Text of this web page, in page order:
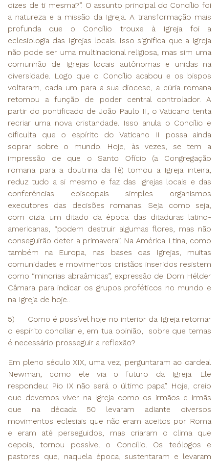
dizes de ti mesma?”. O assunto principal do Concílio foi
a natureza e a missão da Igreja. A transformação mais
profunda que o Concílio trouxe à Igreja foi a
eclesiologia das Igrejas locais. Isso significa que a Igreja
não pode ser uma multinacional religiosa, mas sim uma
comunhão de Igrejas locais autônomas e unidas na
diversidade. Logo que o Concílio acabou e os bispos
voltaram, cada um para a sua diocese, a cúria romana
retomou a função de poder central controlador. A
partir do pontificado de João Paulo II, o Vaticano tenta
recriar uma nova cristandade. Isso anula o Concílio e
dificulta que o espírito do Vaticano II possa ainda
soprar sobre o mundo. Hoje, às vezes, se tem a
impressão de que o Santo Ofício (a Congregação
romana para a doutrina da fé) tomou a Igreja inteira,
reduz tudo a si mesmo e faz das Igrejas locais e das
conferências episcopais simples organismos
executores das decisões romanas. Seja como seja,
com dizia um ditado da época das ditaduras latino-
americanas, “podem destruir algumas flores, mas não
conseguirão deter a primavera”. Na América Ltina, como
também na Europa, nas bases das Igrejas, muitas
comunidades e movimentos cristãos inseridos resistem
como “minorias abraâmicas”, expressão de Dom Hélder
Câmara para indicar os grupos proféticos no mundo e
na Igreja de hoje..
5) Como é possível hoje no interior da Igreja retomar
o espírito conciliar e, em tua opinião, sobre que temas
é necessário prosseguir a reflexão?
Em pleno século XIX, uma vez, perguntaram ao cardeal
Newman, como ele via o futuro da Igreja. Ele
respondeu: Pio IX não será o último papa”. Hoje, creio
que devemos viver na Igreja como os irmãos e irmãs
que na década 50 levaram adiante diversos
movimentos eclesiais que não eram aceitos por Roma
e eram até perseguidos, mas criaram o clima que
depois, tornou possível o Concílio. Os teólogos e
pastores que, naquela época, sustentaram e levaram